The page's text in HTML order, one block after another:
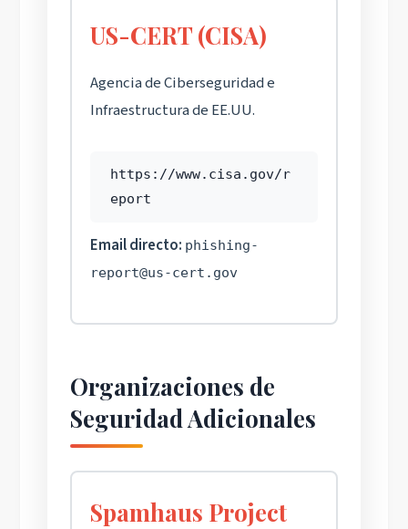
US-CERT (CISA)
Agencia de Ciberseguridad e
Infraestructura de EE.UU.
https://www.cisa.gov/r
eport
Email directo: phishing-
report@us-cert.gov
Organizaciones de
Seguridad Adicionales
Spamhaus Project